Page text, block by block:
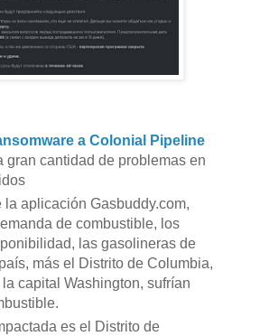
a Colonial Pipeline
gran cantidad de problemas en
la aplicación Gasbuddy.com,
de combustible, los
las gasolineras de
más el Distrito de Columbia,
capital Washington, sufrían
es el Distrito de